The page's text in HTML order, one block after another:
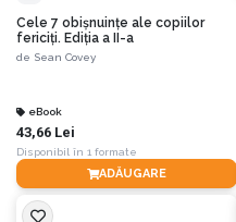
Cele 7 obişnuinţe ale copiilor
fericiţi. Ediția a II-a
de Sean Covey
eBook
43,66 Lei
Disponibil în 1 formate
ADĂUGARE